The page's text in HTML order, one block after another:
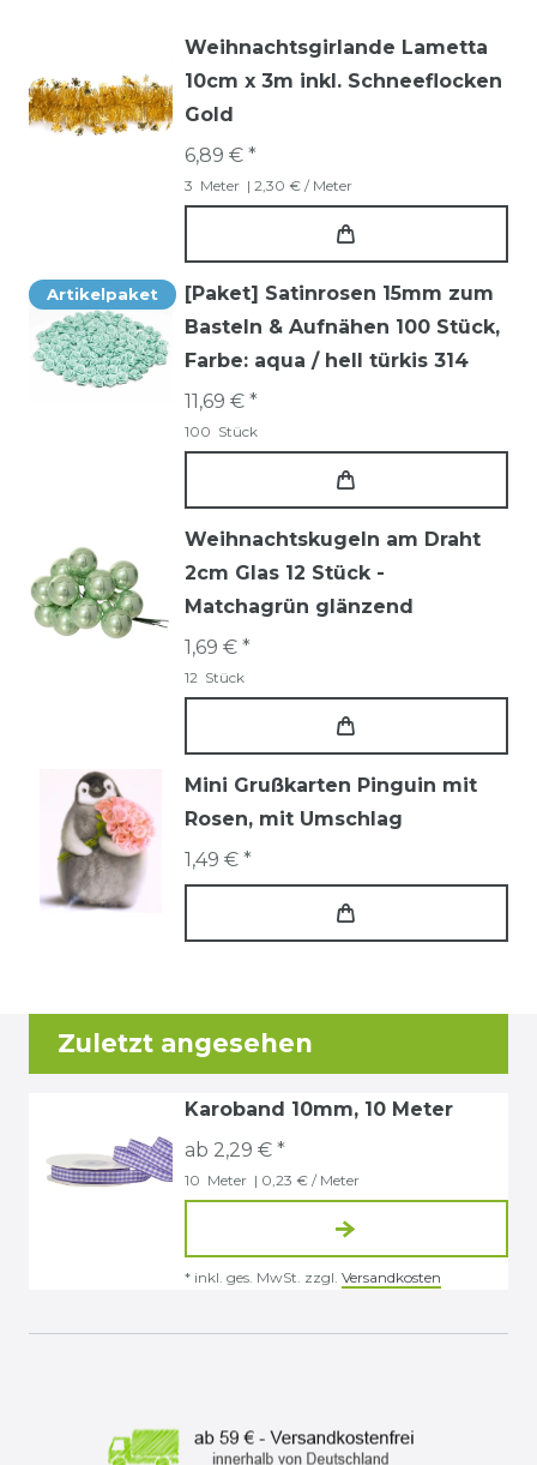
Weihnachtsgirlande Lametta
10cm x 3m inkl. Schneeflocken
Gold
6,89 € *
3 Meter | 2,30 € / Meter
Artikelpaket
[Paket] Satinrosen 15mm zum
Basteln & Aufnähen 100 Stück,
Farbe: aqua / hell türkis 314
11,69 € *
100 Stück
Weihnachtskugeln am Draht
2cm Glas 12 Stück -
Matchagrün glänzend
1,69 € *
12 Stück
Mini Grußkarten Pinguin mit
Rosen, mit Umschlag
1,49 € *
Zuletzt angesehen
Karoband 10mm, 10 Meter
ab 2,29 € *
10 Meter | 0,23 € / Meter
* inkl. ges. MwSt. zzgl. Versandkosten